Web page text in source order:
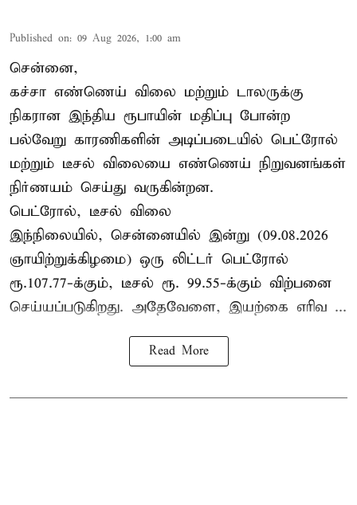
Published on: 09 Aug 2026, 1:00 am
சென்னை,
கச்சா எண்ணெய் விலை மற்றும் டாலருக்கு
நிகரான இந்திய ரூபாயின் மதிப்பு போன்ற
பல்வேறு காரணிகளின் அடிப்படையில் பெட்ரோல்
மற்றும் டீசல் விலையை எண்ணெய் நிறுவனங்கள்
நிர்ணயம் செய்து வருகின்றன.
பெட்ரோல், டீசல் விலை
இந்நிலையில், சென்னையில் இன்று (09.08.2026
ஞாயிற்றுக்கிழமை) ஒரு லிட்டர் பெட்ரோல்
ரூ.107.77-க்கும், டீசல் ரூ. 99.55-க்கும் விற்பனை
செய்யப்படுகிறது. அதேவேளை, இயற்கை எரிவ ...
Read More